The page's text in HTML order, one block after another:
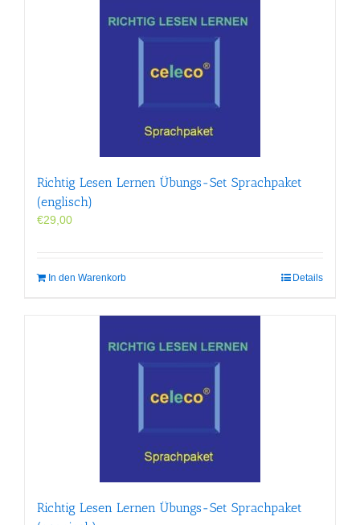
Richtig Lesen Lernen Übungs-Set Sprachpaket
(englisch)
€29,00
In den Warenkorb Details
Richtig Lesen Lernen Übungs-Set Sprachpaket